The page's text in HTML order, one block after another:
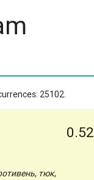
25102.
0.52
, тюк,